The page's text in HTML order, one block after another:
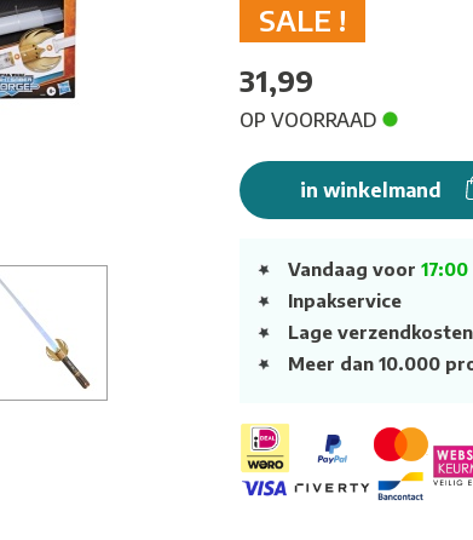
SALE !
31,99
OP VOORRAAD
in winkelmand
Vandaag voor 17:00
Inpakservice
Lage
Meer dan 10.000